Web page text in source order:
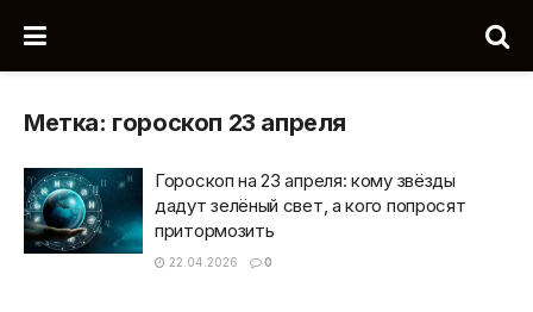
Метка: гороскоп 23 апреля
Гороскоп на 23 апреля: кому звёзды
дадут зелёный свет, а кого попросят
притормозить
22.04.2026 0